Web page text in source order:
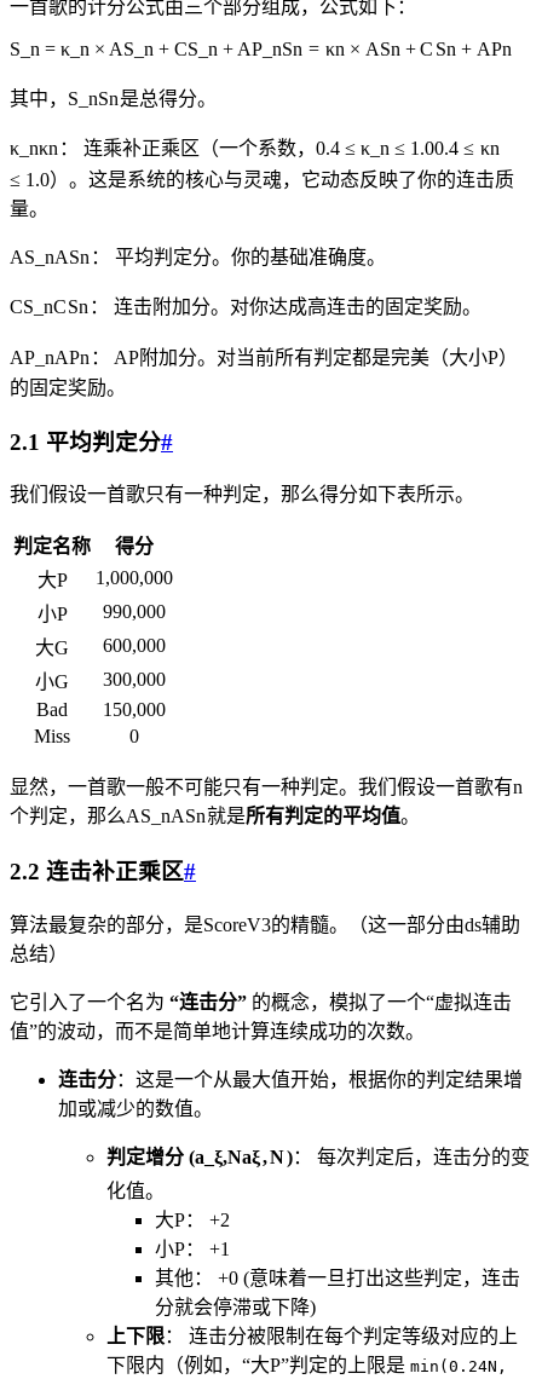
一首歌的计分公式由三个部分组成，公式如下：
S_n = κ_n × AS_n + CS_n + AP_nSn = κn × ASn + C Sn + APn
其中， S_nSn是总得分。
κ_nκn ： 连乘补正乘区（一个系数， 0.4 ≤ κ_n ≤ 1.00.4 ≤ κn
≤ 1.0）。这是系统的核心与灵魂，它动态反映了你的连击质
量。
AS_nASn ： 平均判定分。你的基础准确度。
CS_nCSn ： 连击附加分。对你达成高连击的固定奖励。
AP_nAPn ： AP附加分。对当前所有判定都是完美（大小P）
的固定奖励。
2.1 平均判定分#
我们假设一首歌只有一种判定，那么得分如下表所示。
判定名称
得分
大P
1,000,000
小P
990,000
大G
600,000
小G
300,000
Bad
150,000
Miss
0
显然，一首歌一般不可能只有一种判定。我们假设一首歌有n
个判定，那么AS_nASn就是所有判定的平均值。
2.2 连击补正乘区#
算法最复杂的部分，是ScoreV3的精髓。（这一部分由ds辅助
总结）
它引入了一个名为 “连击分” 的概念，模拟了一个“虚拟连击
值”的波动，而不是简单地计算连续成功的次数。
连击分：这是一个从最大值开始，根据你的判定结果增
加或减少的数值。
判定增分 (a_ξ,Naξ,N)： 每次判定后，连击分的变
化值。
大P： +2
小P： +1
其他： +0 (意味着一旦打出这些判定，连击
分就会停滞或下降)
上下限： 连击分被限制在每个判定等级对应的上
下限内（例如，“大P”判定的上限是 min(0.24N,